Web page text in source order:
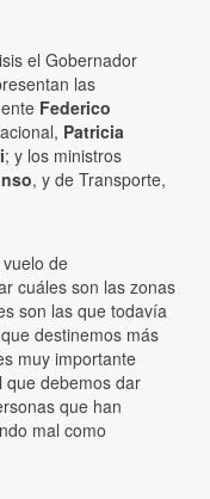
el Gobernador
las
Federico
Patricia
; y los ministros
, y de Transporte,
de
cuáles son las zonas
son las que todavía
destinemos más
muy importante
que debemos dar
que han
mal como